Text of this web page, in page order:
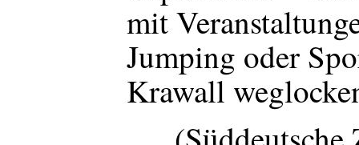
mit
Jumping oder
Krawall